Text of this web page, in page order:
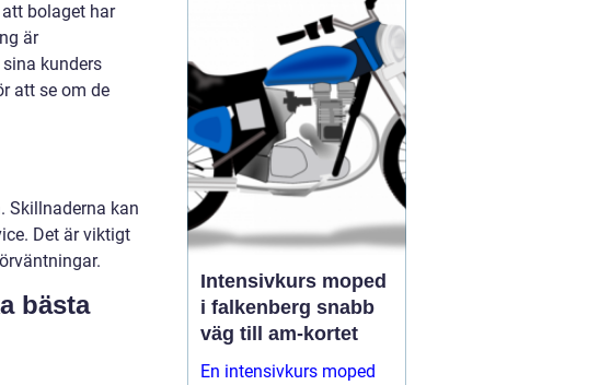
bolaget har
är
kunders
att se om de
Skillnaderna kan
Det är viktigt
bästa
en fråga om
miljöansvar, ekonomi
och säker hanteri...
Intensivkurs moped
i falkenberg snabb
väg till am-kortet
En intensivkurs moped